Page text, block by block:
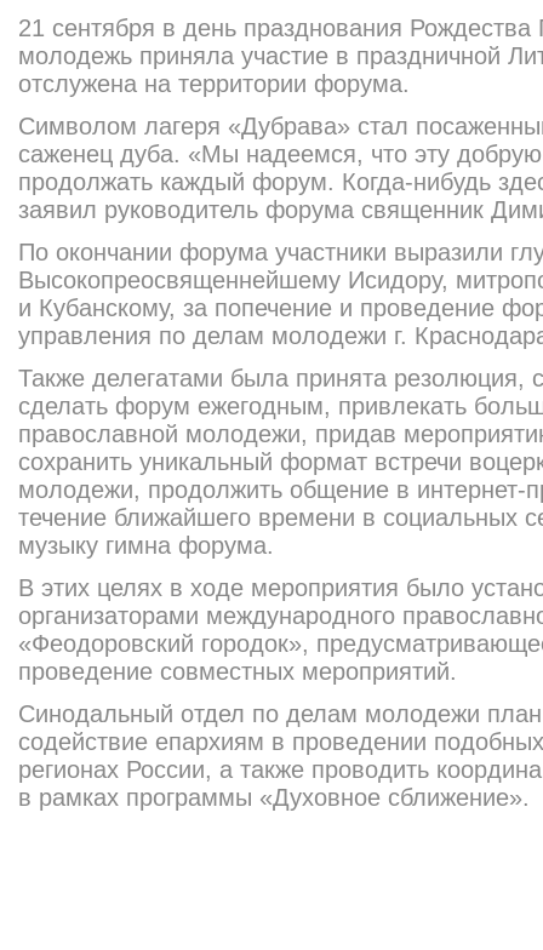
21 сентября в день празднования
молодежь приняла участие в праздничной
отслужена на территории форума.
Символом лагеря «Дубрава» стал
саженец дуба. «Мы надеемся, что эту
продолжать каждый форум. Когда-нибудь
заявил руководитель форума священник
По окончании форума участники выразили
Высокопреосвященнейшему Исидору,
и Кубанскому, за попечение и проведение
управления по делам молодежи г.
Также делегатами была принята
сделать форум ежегодным, привлекать
православной молодежи, придав
сохранить уникальный формат встречи
молодежи, продолжить общение в интернет-
течение ближайшего времени в социальных
музыку гимна форума.
В этих целях в ходе мероприятия было
организаторами международного
«Феодоровский городок», предусматриваю
проведение совместных мероприятий.
Синодальный отдел по делам молодежи
содействие епархиям в проведении
регионах России, а также проводить
в рамках программы «Духовное сближение».